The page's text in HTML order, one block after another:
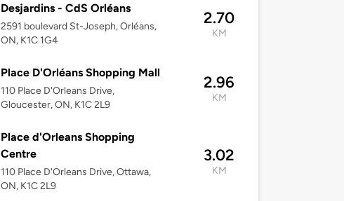
Desjardins - CdS Orléans
2591 boulevard St-Joseph, Orléans,
ON, K1C 1G4
2.70
KM
Place D'Orléans Shopping Mall
110 Place D'Orleans Drive,
Gloucester, ON, K1C 2L9
2.96
KM
Place d'Orleans Shopping
Centre
110 Place D'Orleans Drive, Ottawa,
ON, K1C 2L9
3.02
KM